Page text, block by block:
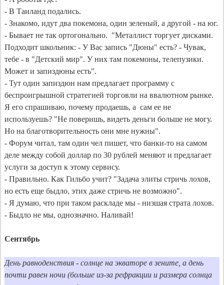
- В Таиланд подались.
- Знакомо, идут два покемона, один зеленый, а другой - на юг.
- Бывает не так ортогонально.  "Металлист торгует дисками.
Подходит школьник: - У Вас запись "Дюны" есть? - Чувак,
тебе - в "Детский мир". У них там покемоны, телепузики.
Может и запиздюны есть".
- Тут один запиздюн нам предлагает программу с
беспроигрышной стратегией торговли на ввалютном рынке.
Я его спрашиваю, почему продаешь, а  сам ее не
используешь? "Не поверишь, видеть деньги больше не могу.
Но на благотворительность они мне нужны".
- Форум читал, там один чел пишет, что банки-то на самом
деле между собой доллар по 30 рублей меняют и предлагает
услуги за доступ к этому сервису.
- Правильно. Как Гильбо учит? "Задача элиты стричь лохов,
но есть еще быдло, этих даже стричь не возможно".
- Я думаю, что при таком раскладе мы - низшая страта лохов.
- Быдло не мы, однозначно. Наливай!
Сентябрь
День равноденствия - солнце на экваторе в зените, а день
почти равен ночи (больше из-за рефракции и размера солнца